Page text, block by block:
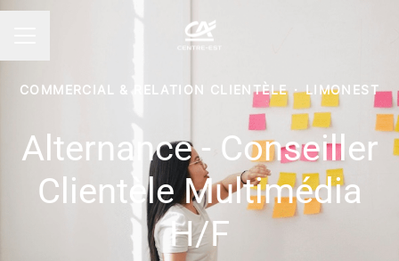
COMMERCIAL & RELATION CLIENTÈLE · LIMONEST
Alternance - Conseiller
Clientèle Multimédia
H/F